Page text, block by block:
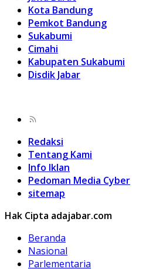
Kota Bandung
Pemkot Bandung
Sukabumi
Cimahi
Kabupaten Sukabumi
Disdik Jabar
Redaksi
Tentang Kami
Info Iklan